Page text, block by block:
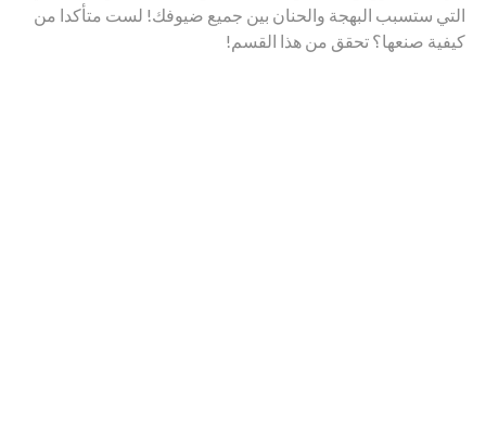
التي ستسبب البهجة والحنان بين جميع ضيوفك! لست متأكدا من
كيفية صنعها؟ تحقق من هذا القسم!